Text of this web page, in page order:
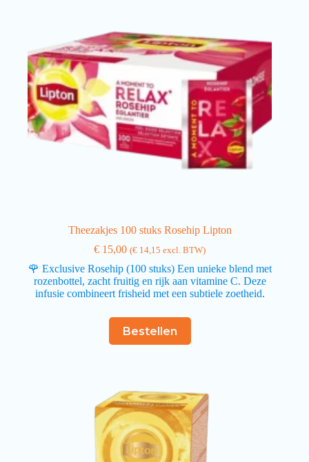
Theezakjes 100 stuks Rosehip Lipton
€ 15,00 (€ 14,15 excl. BTW)
🌹 Exclusive Rosehip (100 stuks) Een unieke blend met
rozenbottel, zacht fruitig en rijk aan vitamine C. Deze
infusie combineert frisheid met een subtiele zoetheid.
Bestellen